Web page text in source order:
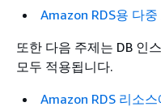
Amazon RDS용 다
또한 다음 주제는 DB 인
모두 적용됩니다.
Amazon RDS 리소